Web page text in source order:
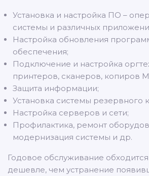
Установка и настройка ПО –
системы и различных
Настройка обновления
обеспечения;
Подключение и настройка
принтеров, сканеров, копиров
Защита информации;
Установка системы резервного
Настройка серверов и сети;
Профилактика, ремонт
модернизация системы и др.
Годовое обслуживание
дешевле, чем устранение